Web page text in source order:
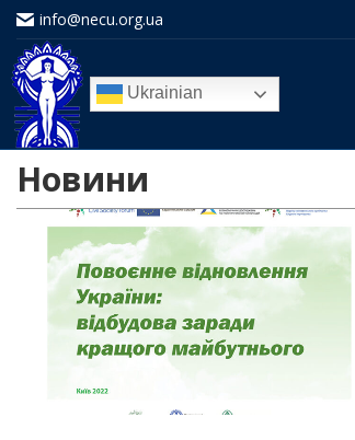
info@necu.org.ua
Ukrainian
Новини